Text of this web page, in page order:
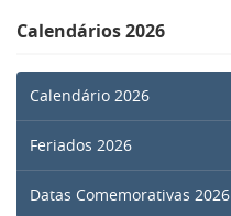
Calendários 2026
Calendário 2026
Feriados 2026
Datas Comemorativas 2026